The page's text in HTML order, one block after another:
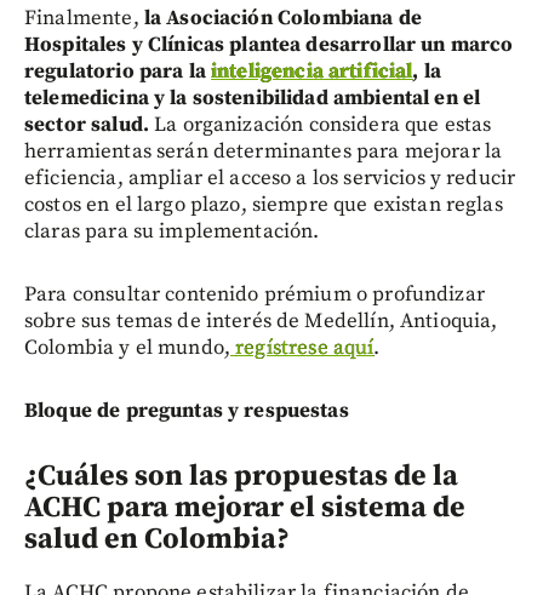
Finalmente, la Asociación Colombiana de
Hospitales y Clínicas plantea desarrollar un marco
regulatorio para lainteligencia artificial, la
telemedicina y la sostenibilidad ambiental en el
sector salud.La organización considera que estas
herramientas serán determinantes para mejorar la
eficiencia, ampliar el acceso a los servicios y reducir
costos en el largo plazo, siempre que existan reglas
claras para su implementación.
Para consultar contenido prémium o profundizar
sobre sus temas de interés de Medellín, Antioquia,
Colombia y el mundo, regístrese aquí.
Bloque de preguntas y respuestas
¿Cuáles son las propuestas de la
ACHC para mejorar el sistema de
salud en Colombia?